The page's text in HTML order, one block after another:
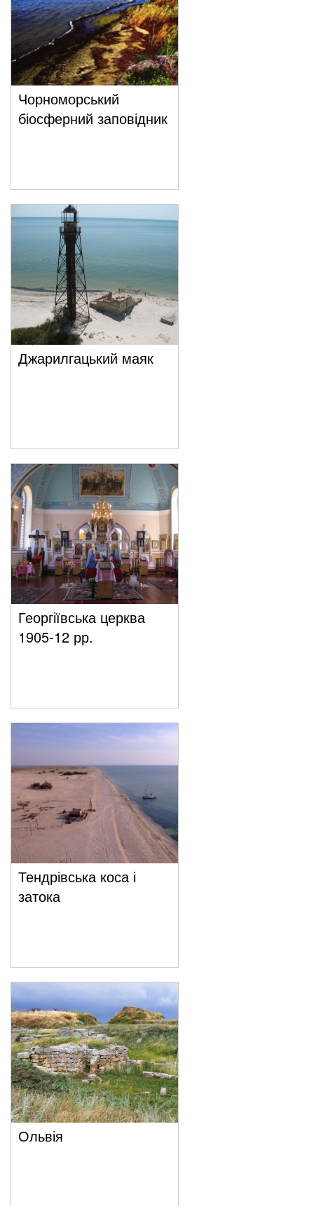
Чорноморський
біосферний заповідник
Джарилгацький маяк
Георгіївська церква
1905-12 рр.
Тендрівська коса і
затока
Ольвія